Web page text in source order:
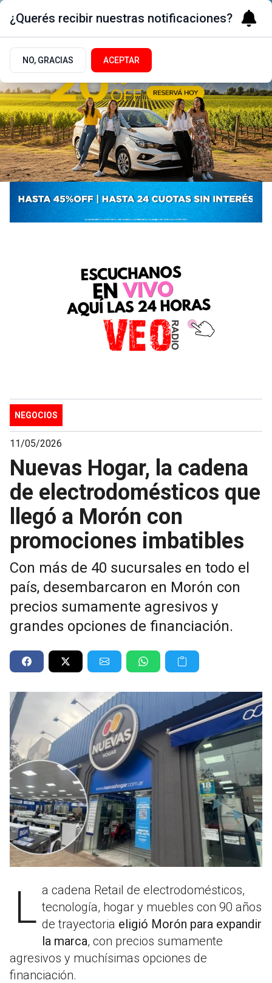
NEGOCIOS
11/05/2026
Nuevas Hogar, la cadena
de electrodomésticos que
llegó a Morón con
promociones imbatibles
Con más de 40 sucursales en todo el
país, desembarcaron en Morón con
precios sumamente agresivos y
grandes opciones de financiación.
La cadena Retail de electrodomésticos, tecnología, hogar y muebles con 90 años
de trayectoria eligió Morón para expandir
la marca, con precios sumamente
agresivos y muchísimas opciones de
financiación.
¿Querés recibir nuestras notificaciones?
NO, GRACIAS ACEPTAR